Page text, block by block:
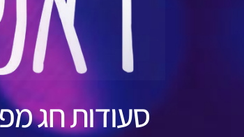
סעודות חג